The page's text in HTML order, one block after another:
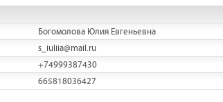
Богомолова Юлия Евгеньевна
s_iuliia@mail.ru
+74999387430
665818036427